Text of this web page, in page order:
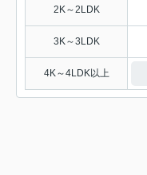
2K～2LDK
3K～3LDK
4K～4LDK以上